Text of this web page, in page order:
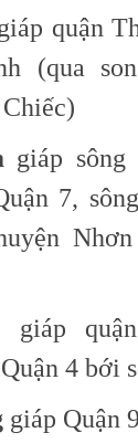
quận
(qua
giáp sông
7,
giáp
4 bới
giáp Quận